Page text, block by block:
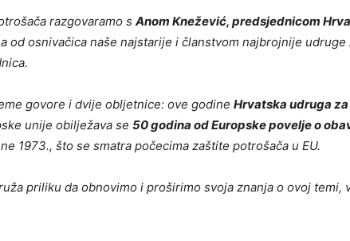
razgovaramo s Anom Knežević, predsjednicom
od osnivačica naše najstarije i članstvom najbrojnije
govore i dvije obljetnice: ove godine Hrvatska udruga
unije obilježava se 50 godina od Europske povelje o
1973., što se smatra počecima zaštite potrošača u EU.
priliku da obnovimo i proširimo svoja znanja o ovoj temi,